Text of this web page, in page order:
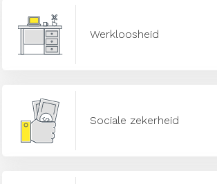
Werkloosheid
Sociale zekerheid